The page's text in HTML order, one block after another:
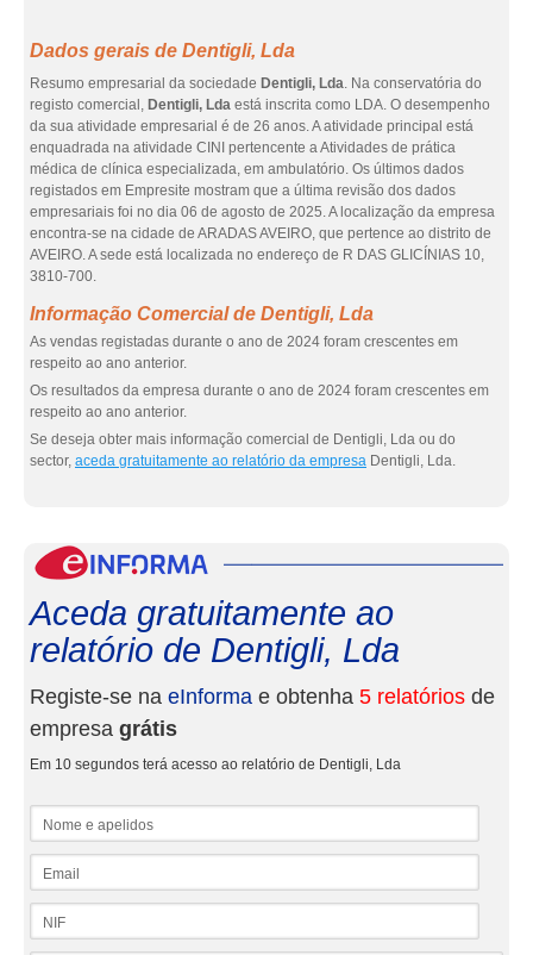
Dados gerais de Dentigli, Lda
Resumo empresarial da sociedade Dentigli, Lda. Na conservatória do
registo comercial, Dentigli, Lda está inscrita como LDA. O desempenho
da sua atividade empresarial é de 26 anos. A atividade principal está
enquadrada na atividade CINI pertencente a Atividades de prática
médica de clínica especializada, em ambulatório. Os últimos dados
registados em Empresite mostram que a última revisão dos dados
empresariais foi no dia 06 de agosto de 2025. A localização da empresa
encontra-se na cidade de ARADAS AVEIRO, que pertence ao distrito de
AVEIRO. A sede está localizada no endereço de R DAS GLICÍNIAS 10,
3810-700.
Informação Comercial de Dentigli, Lda
As vendas registadas durante o ano de 2024 foram crescentes em
respeito ao ano anterior.
Os resultados da empresa durante o ano de 2024 foram crescentes em
respeito ao ano anterior.
Se deseja obter mais informação comercial de Dentigli, Lda ou do
sector, aceda gratuitamente ao relatório da empresa Dentigli, Lda.
Aceda gratuitamente ao
relatório de Dentigli, Lda
Registe-se na eInforma e obtenha 5 relatórios de
empresa grátis
Em 10 segundos terá acesso ao relatório de Dentigli, Lda